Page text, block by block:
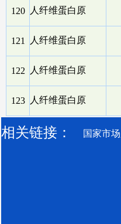
120 人纤维蛋白原
121 人纤维蛋白原
122 人纤维蛋白原
123 人纤维蛋白原
相关链接： 国家市